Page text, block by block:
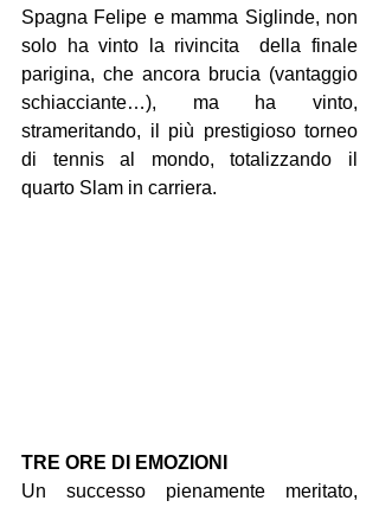
Spagna Felipe e mamma Siglinde, non
solo ha vinto la rivincita  della finale
parigina, che ancora brucia (vantaggio
schiacciante…), ma ha vinto,
strameritando, il più prestigioso torneo
di tennis al mondo, totalizzando il
quarto Slam in carriera.
TRE ORE DI EMOZIONI
Un successo pienamente meritato,